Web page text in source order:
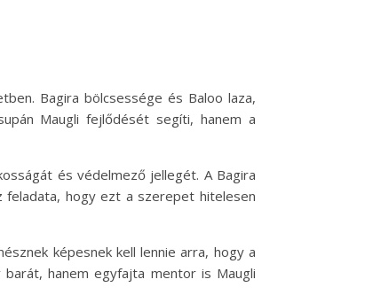
Bagira bölcsessége és Baloo laza,
Maugli fejlődését segíti, hanem a
és védelmező jellegét. A Bagira
feladata, hogy ezt a szerepet hitelesen
képesnek kell lennie arra, hogy a
hanem egyfajta mentor is Maugli